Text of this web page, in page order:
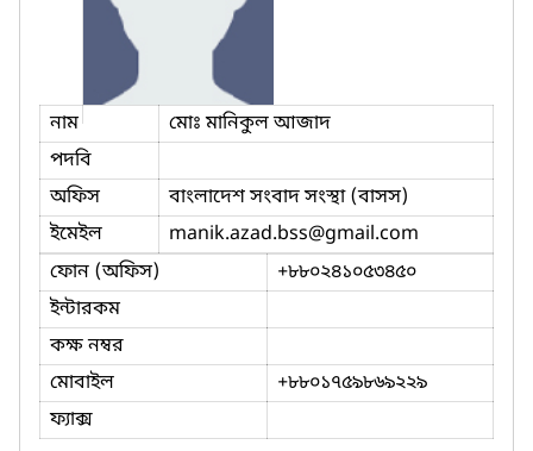
নাম
মোঃ মানিকুল আজাদ
পদবি
অফিস
বাংলাদেশ সংবাদ সংস্থা (বাসস)
ইমেইল
manik.azad.bss@gmail.com
ফোন (অফিস)
+৮৮০২৪১০৫৩৪৫০
ইন্টারকম
কক্ষ নম্বর
মোবাইল
+৮৮০১৭৫৯৮৬৯২২৯
ফ্যাক্স